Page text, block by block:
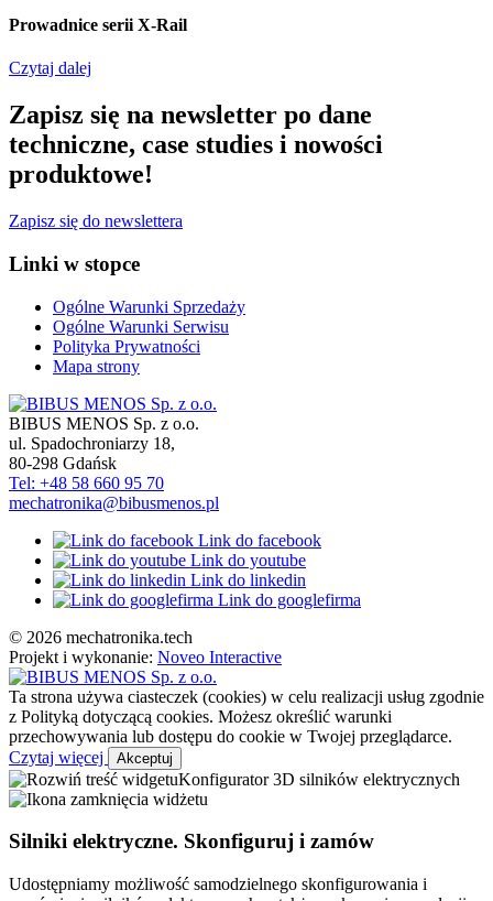
Prowadnice serii X-Rail
Czytaj dalej
Zapisz się na newsletter po dane
techniczne, case studies i nowości
produktowe!
Zapisz się do newslettera
Linki w stopce
Ogólne Warunki Sprzedaży
Ogólne Warunki Serwisu
Polityka Prywatności
Mapa strony
BIBUS MENOS Sp. z o.o.
ul. Spadochroniarzy 18,
80-298 Gdańsk
Tel: +48 58 660 95 70
mechatronika@bibusmenos.pl
Link do facebook
Link do youtube
Link do linkedin
Link do googlefirma
© 2026 mechatronika.tech
Projekt i wykonanie: Noveo Interactive
Ta strona używa ciasteczek (cookies) w celu realizacji usług zgodnie
z Polityką dotyczącą cookies. Możesz określić warunki
przechowywania lub dostępu do cookie w Twojej przeglądarce.
Czytaj więcej
Akceptuj
Konfigurator 3D silników elektrycznych
Silniki elektryczne. Skonfiguruj i zamów
Udostępniamy możliwość samodzielnego skonfigurowania i